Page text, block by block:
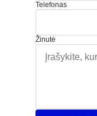
Telefonas
Žinutė